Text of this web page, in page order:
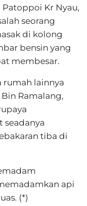
Kr Nyau,
seorang
di kolong
bensin yang
membesar.
rumah lainnya
Ramalang,
seadanya
tiba di
api
(*)